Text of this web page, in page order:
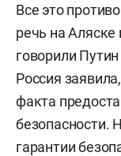
Все это
речь на
говорили
Россия
факта
безопасности.
гарантии